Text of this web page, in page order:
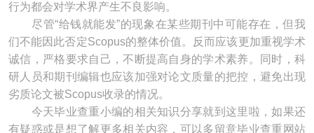
行为都会对学术界产生不良影响。
尽管“给钱就能发”的现象在某些期刊中可能存在，但我
们不能因此否定Scopus的整体价值。反而应该更加重视学术
诚信，严格要求自己，不断提高自身的学术素养。同时，科
研人员和期刊编辑也应该加强对论文质量的把控，避免出现
劣质论文被Scopus收录的情况。
今天毕业查重小编的相关知识分享就到这里啦，如果还
有疑惑或是想了解更多相关内容，可以多留意毕业查重网站